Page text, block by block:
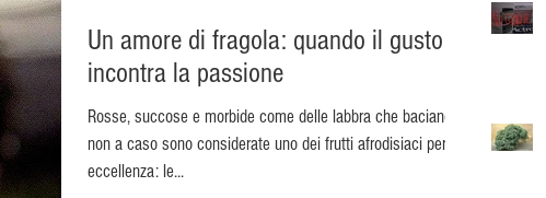
Un amore di fragola: quando il gusto
incontra la passione
Rosse, succose e morbide come delle labbra che baciano,
non a caso sono considerate uno dei frutti afrodisiaci per
eccellenza: le...